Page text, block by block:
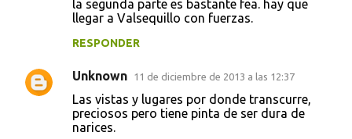
t
la segunda parte es bastante fea. hay que
llegar a Valsequillo con fuerzas.
RESPONDER
Unknown 11 de diciembre de 2013 a las 12:37
Las vistas y lugares por donde transcurre,
preciosos pero tiene pinta de ser dura de
narices.